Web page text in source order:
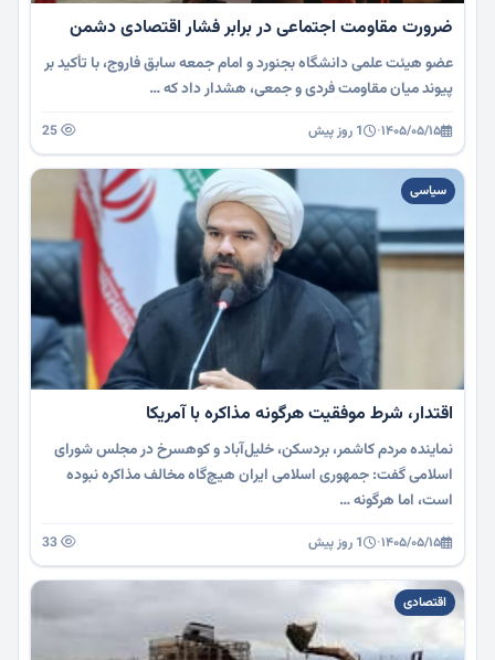
ضرورت مقاومت اجتماعی در برابر فشار اقتصادی دشمن
عضو هیئت علمی دانشگاه بجنورد و امام جمعه سابق فاروج، با تأکید بر
پیوند میان مقاومت فردی و جمعی، هشدار داد که …
۱۴۰۵/۰۵/۱۵· 1 روز پیش
سیاسی
اقتدار، شرط موفقیت هرگونه مذاکره با آمریکا
نماینده مردم کاشمر، بردسکن، خلیل‌آباد و کوهسرخ در مجلس شورای
اسلامی گفت: جمهوری اسلامی ایران هیچ‌گاه مخالف مذاکره نبوده
است، اما هرگونه …
۱۴۰۵/۰۵/۱۵· 1 روز پیش
اقتصادی